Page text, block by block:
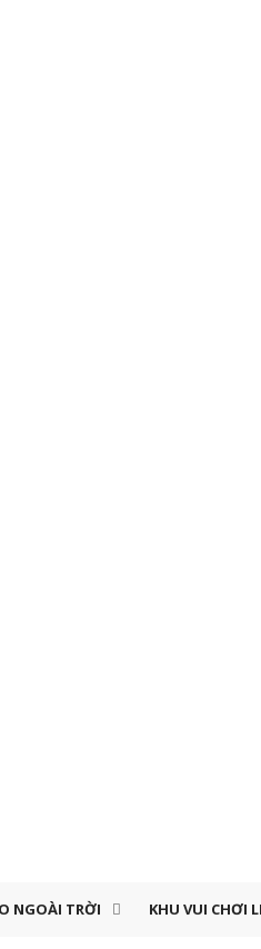
NGOÀI TRỜI KHU VUI CHƠI